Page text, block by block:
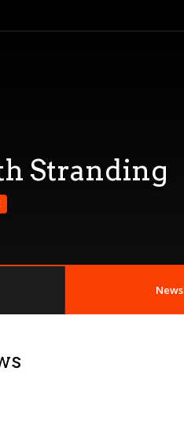
Stranding
News